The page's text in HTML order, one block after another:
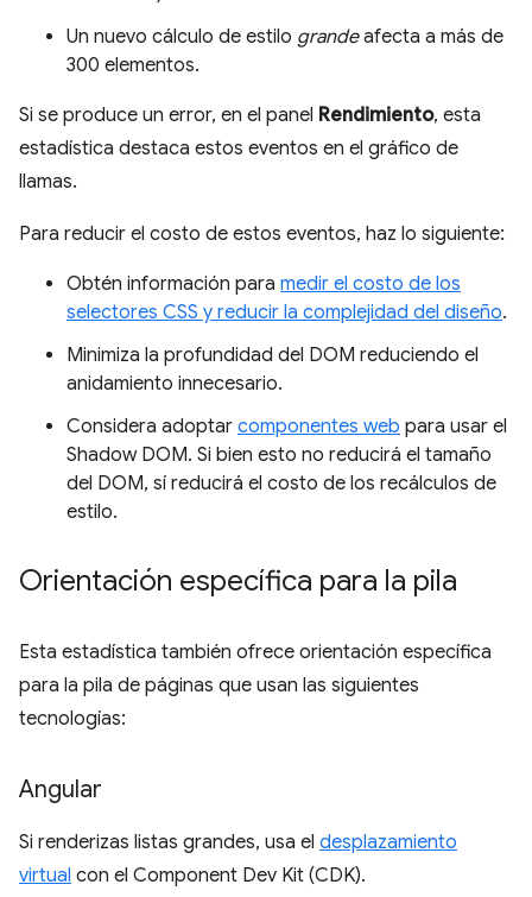
Un nuevo cálculo de estilo grandeafecta a más de
300 elementos.
Si se produce un error, en el panel Rendimiento, esta
estadística destaca estos eventos en el gráfico de
llamas.
Para reducir el costo de estos eventos, haz lo siguiente:
Obtén información para medir el costo de los
selectores CSS y reducir la complejidad del diseño.
Minimiza la profundidad del DOM reduciendo el
anidamiento innecesario.
Considera adoptar componentes web para usar el
Shadow DOM. Si bien esto no reducirá el tamaño
del DOM, sí reducirá el costo de los recálculos de
estilo.
Orientación específica para la pila
Esta estadística también ofrece orientación específica
para la pila de páginas que usan las siguientes
tecnologías:
Angular
Si renderizas listas grandes, usa el desplazamiento
virtual con el Component Dev Kit (CDK).